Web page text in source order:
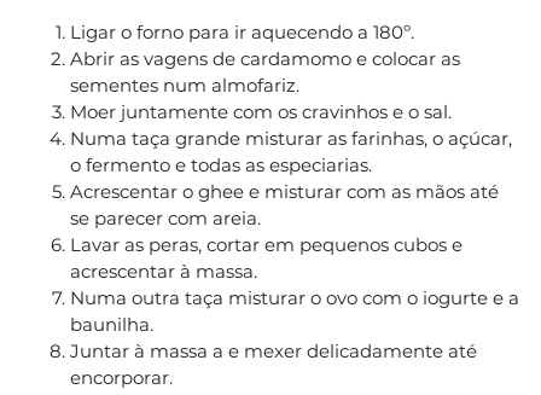
Ligar o forno para ir aquecendo a 180º.
Abrir as vagens de cardamomo e colocar as
sementes num almofariz.
Moer juntamente com os cravinhos e o sal.
Numa taça grande misturar as farinhas, o açúcar,
o fermento e todas as especiarias.
Acrescentar o ghee e misturar com as mãos até
se parecer com areia.
Lavar as peras, cortar em pequenos cubos e
acrescentar à massa.
Numa outra taça misturar o ovo com o iogurte e a
baunilha.
Juntar à massa a e mexer delicadamente até
encorporar.